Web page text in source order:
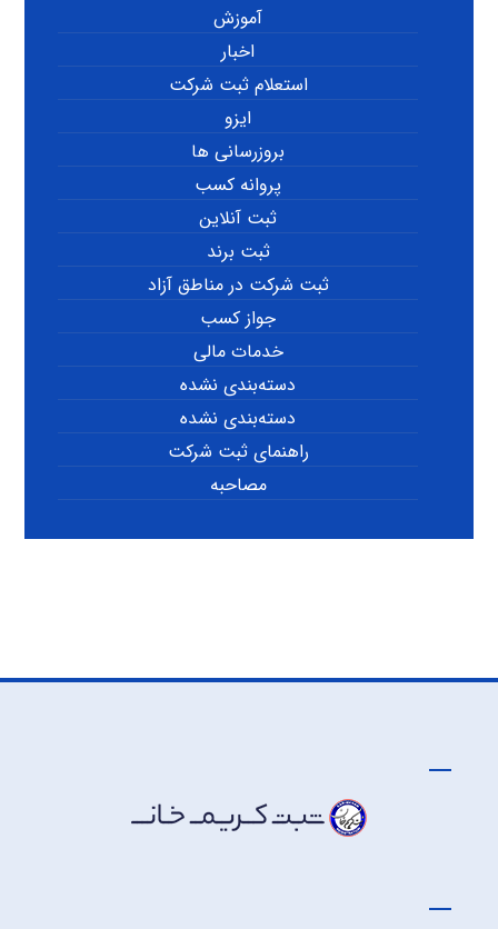
آموزش
اخبار
استعلام ثبت شرکت
ایزو
بروزرسانی ها
پروانه کسب
ثبت آنلاین
ثبت برند
ثبت شرکت در مناطق آزاد
جواز کسب
خدمات مالی
دسته‌بندی نشده
دسته‌بندی نشده
راهنمای ثبت شرکت
مصاحبه